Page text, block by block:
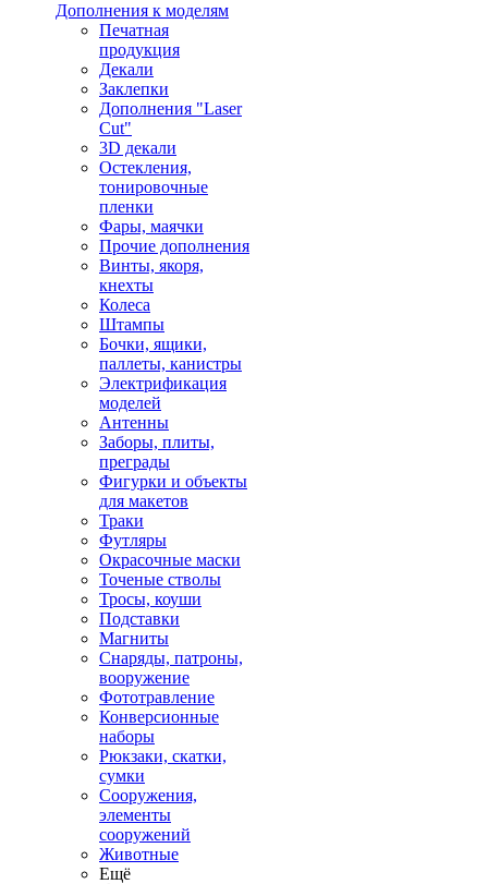
Дополнения к моделям
Печатная
продукция
Декали
Заклепки
Дополнения "Laser
Cut"
3D декали
Остекления,
тонировочные
пленки
Фары, маячки
Прочие дополнения
Винты, якоря,
кнехты
Колеса
Штампы
Бочки, ящики,
паллеты, канистры
Электрификация
моделей
Антенны
Заборы, плиты,
преграды
Фигурки и объекты
для макетов
Траки
Футляры
Окрасочные маски
Точеные стволы
Тросы, коуши
Подставки
Магниты
Снаряды, патроны,
вооружение
Фототравление
Конверсионные
наборы
Рюкзаки, скатки,
сумки
Сооружения,
элементы
сооружений
Животные
Ещё